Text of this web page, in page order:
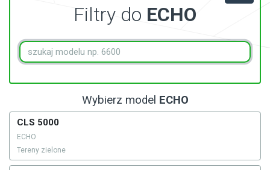
Filtry do ECHO
Wybierz model ECHO
CLS 5000
ECHO
Tereny zielone